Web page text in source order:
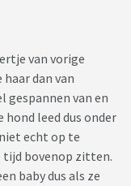
moet doen? Ik
meer van mijn
mijn zoontje
ik niet of ik
hij Spencer
van vorige
dan van
gespannen van en
hond leed dus onder
echt op te
tijd bovenop zitten.
baby dus als ze